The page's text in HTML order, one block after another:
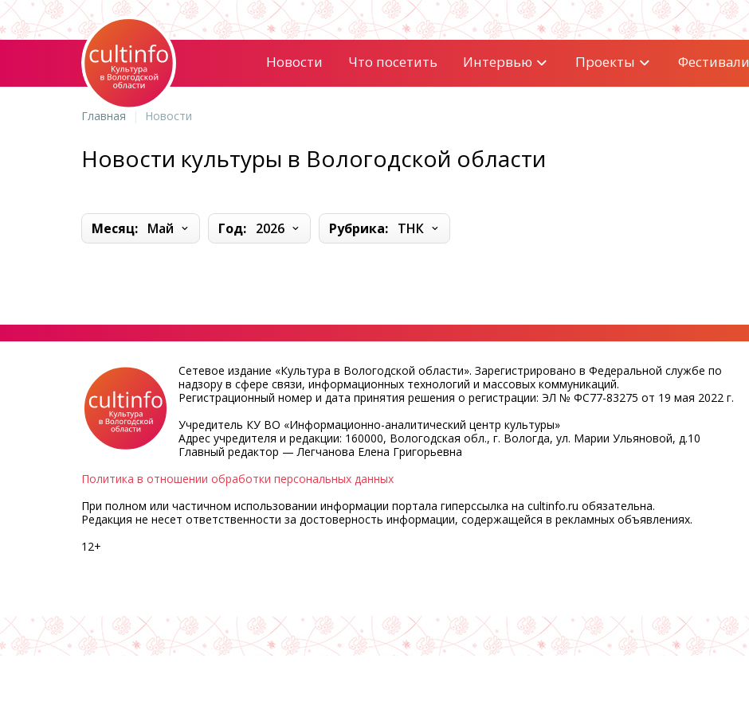
Новости Что посетить Интервью Проекты Фестивали
Главная Новости
Новости культуры в Вологодской области
Месяц: Май Год: 2026 Рубрика: ТНК
Сетевое издание «Культура в Вологодской области». Зарегистрировано в Федеральной службе по
надзору в сфере связи, информационных технологий и массовых коммуникаций.
Регистрационный номер и дата принятия решения о регистрации: ЭЛ № ФС77-83275 от 19 мая 2022 г.
Учредитель КУ ВО «Информационно-аналитический центр культуры»
Адрес учредителя и редакции: 160000, Вологодская обл., г. Вологда, ул. Марии Ульяновой, д.10
Главный редактор — Легчанова Елена Григорьевна
Политика в отношении обработки персональных данных
При полном или частичном использовании информации портала гиперссылка на cultinfo.ru обязательна.
Редакция не несет ответственности за достоверность информации, содержащейся в рекламных объявлениях.
12+